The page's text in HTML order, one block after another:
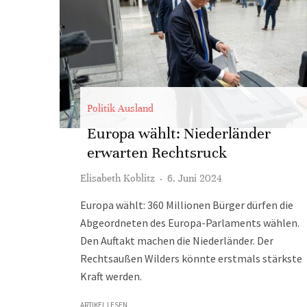
Politik Ausland
Europa wählt: Niederländer
erwarten Rechtsruck
Elisabeth Koblitz · 6. Juni 2024
Europa wählt: 360 Millionen Bürger dürfen die
Abgeordneten des Europa-Parlaments wählen.
Den Auftakt machen die Niederländer. Der
Rechtsaußen Wilders könnte erstmals stärkste
Kraft werden.
ARTIKEL LESEN